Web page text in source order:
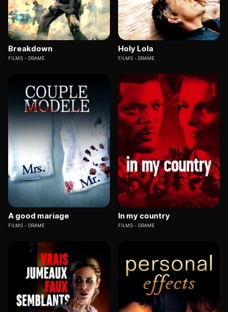
Breakdown
FILMS DRAME
Holy Lola
FILMS DRAME
A good mariage
FILMS DRAME
In my country
FILMS DRAME